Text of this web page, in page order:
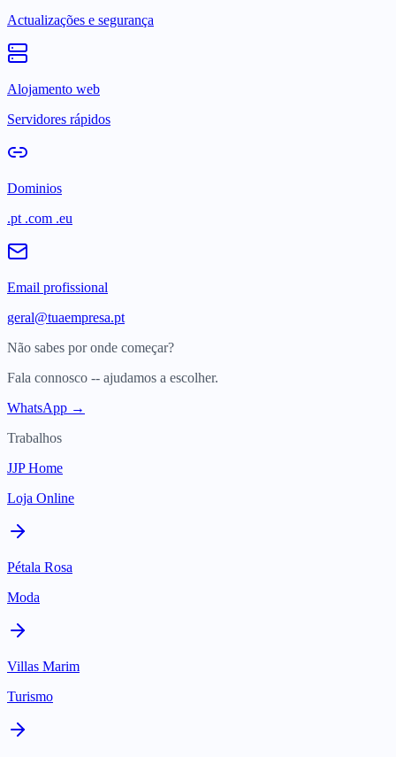
Actualizações e segurança
Alojamento web
Servidores rápidos
Dominios
.pt .com .eu
Email profissional
geral@tuaempresa.pt
Não sabes por onde começar?
Fala connosco -- ajudamos a escolher.
WhatsApp →
Trabalhos
JJP Home
Loja Online
Pétala Rosa
Moda
Villas Marim
Turismo